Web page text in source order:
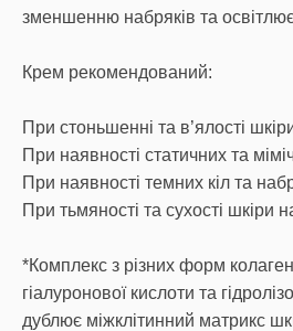
зменшенню набряків та
Крем рекомендований:
При стоньшенні та в’ялості
При наявності статичних та
При наявності темних кіл та
При тьмяності та сухості шкіри
*Комплекс з різних форм
гіалуронової кислоти та
дублює міжклітинний матрикс